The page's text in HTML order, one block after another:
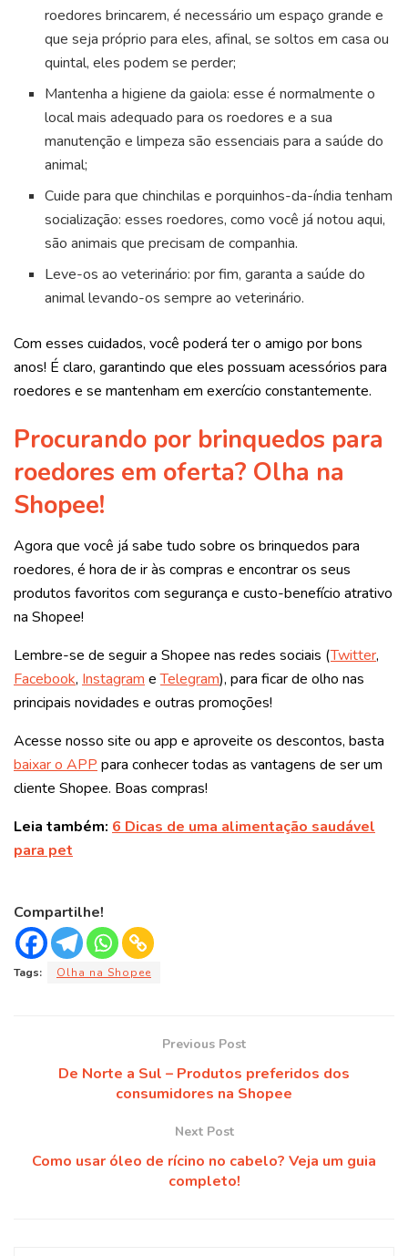
roedores brincarem, é necessário um espaço grande e
que seja próprio para eles, afinal, se soltos em casa ou
quintal, eles podem se perder;
Mantenha a higiene da gaiola: esse é normalmente o
local mais adequado para os roedores e a sua
manutenção e limpeza são essenciais para a saúde do
animal;
Cuide para que chinchilas e porquinhos-da-índia tenham
socialização: esses roedores, como você já notou aqui,
são animais que precisam de companhia.
Leve-os ao veterinário: por fim, garanta a saúde do
animal levando-os sempre ao veterinário.
Com esses cuidados, você poderá ter o amigo por bons
anos! É claro, garantindo que eles possuam acessórios para
roedores e se mantenham em exercício constantemente.
Procurando por brinquedos para
roedores em oferta? Olha na
Shopee!
Agora que você já sabe tudo sobre os brinquedos para
roedores, é hora de ir às compras e encontrar os seus
produtos favoritos com segurança e custo-benefício atrativo
na Shopee!
Lembre-se de seguir a Shopee nas redes sociais (Twitter,
Facebook, Instagram eTelegram), para ficar de olho nas
principais novidades e outras promoções!
Acesse nosso site ou app e aproveite os descontos, basta
baixar o APP para conhecer todas as vantagens de ser um
cliente Shopee. Boas compras!
Leia também: 6 Dicas de uma alimentação saudável
para pet
Compartilhe!
Tags: Olha na Shopee
Previous Post
De Norte a Sul – Produtos preferidos dos
consumidores na Shopee
Next Post
Como usar óleo de rícino no cabelo? Veja um guia
completo!